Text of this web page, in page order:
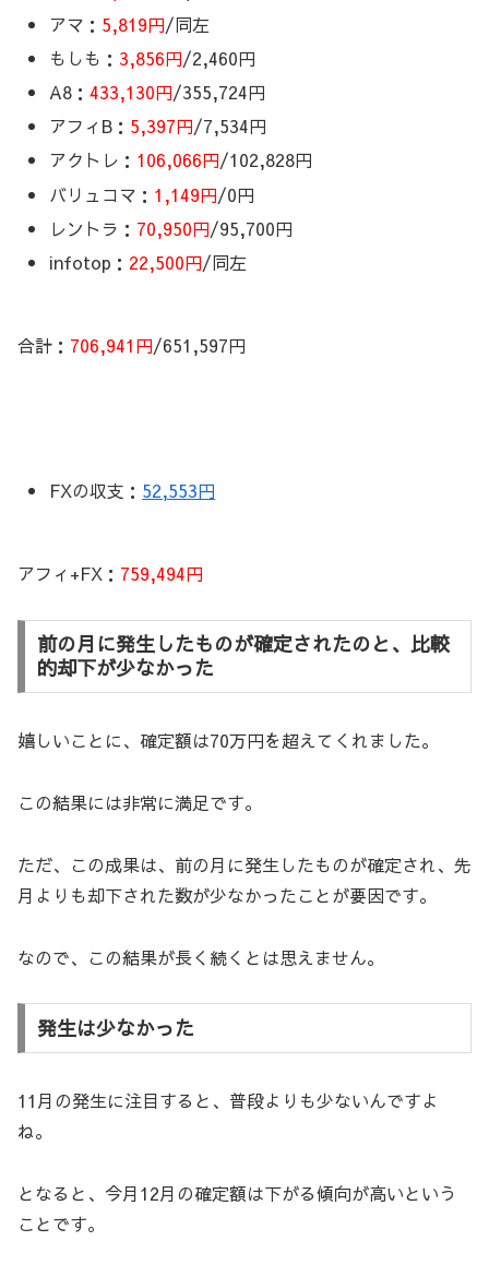
アマ： 5,819円/同左
もしも： 3,856円/2,460円
A8：433,130円/355,724円
アフィB： 5,397円/7,534円
アクトレ： 106,066円/102,828円
バリュコマ： 1,149円/0円
レントラ： 70,950円/95,700円
infotop： 22,500円/同左
合計： 706,941円/651,597円
FXの収支： 52,553円
アフィ+FX： 759,494円
前の月に発生したものが確定されたのと、比較
的却下が少なかった
嬉しいことに、確定額は70万円を超えてくれました。
この結果には非常に満足です。
ただ、この成果は、前の月に発生したものが確定され、先
月よりも却下された数が少なかったことが要因です。
なので、この結果が長く続くとは思えません。
発生は少なかった
11月の発生に注目すると、普段よりも少ないんですよ
ね。
となると、今月12月の確定額は下がる傾向が高いという
ことです。